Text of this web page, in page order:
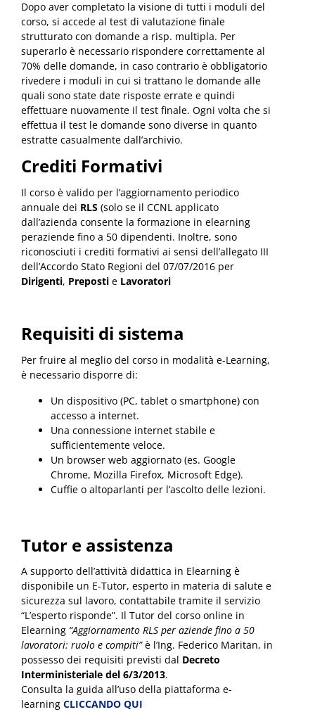
Dopo aver completato la visione di tutti i moduli del
corso, si accede al test di valutazione finale
strutturato con domande a risp. multipla. Per
superarlo è necessario rispondere correttamente al
70% delle domande, in caso contrario è obbligatorio
rivedere i moduli in cui si trattano le domande alle
quali sono state date risposte errate e quindi
effettuare nuovamente il test finale. Ogni volta che si
effettua il test le domande sono diverse in quanto
estratte casualmente dall’archivio.
Crediti Formativi
Il corso è valido per l’aggiornamento periodico
annuale dei RLS (solo se il CCNL applicato
dall’azienda consente la formazione in elearning
peraziende fino a 50 dipendenti. Inoltre, sono
riconosciuti i crediti formativi ai sensi dell’allegato III
dell’Accordo Stato Regioni del 07/07/2016 per
Dirigenti, Preposti e Lavoratori
Requisiti di sistema
Per fruire al meglio del corso in modalità e-Learning,
è necessario disporre di:
Un dispositivo (PC, tablet o smartphone) con
accesso a internet.
Una connessione internet stabile e
sufficientemente veloce.
Un browser web aggiornato (es. Google
Chrome, Mozilla Firefox, Microsoft Edge).
Cuffie o altoparlanti per l’ascolto delle lezioni.
Tutor e assistenza
A supporto dell’attività didattica in Elearning è
disponibile un E-Tutor, esperto in materia di salute e
sicurezza sul lavoro, contattabile tramite il servizio
“L’esperto risponde”. Il Tutor del corso online in
Elearning “Aggiornamento RLS per aziende fino a 50
lavoratori: ruolo e compiti”è l’Ing. Federico Maritan, in
possesso dei requisiti previsti dal Decreto
Interministeriale del 6/3/2013.
Consulta la guida all’uso della piattaforma e-
learning CLICCANDO QUI